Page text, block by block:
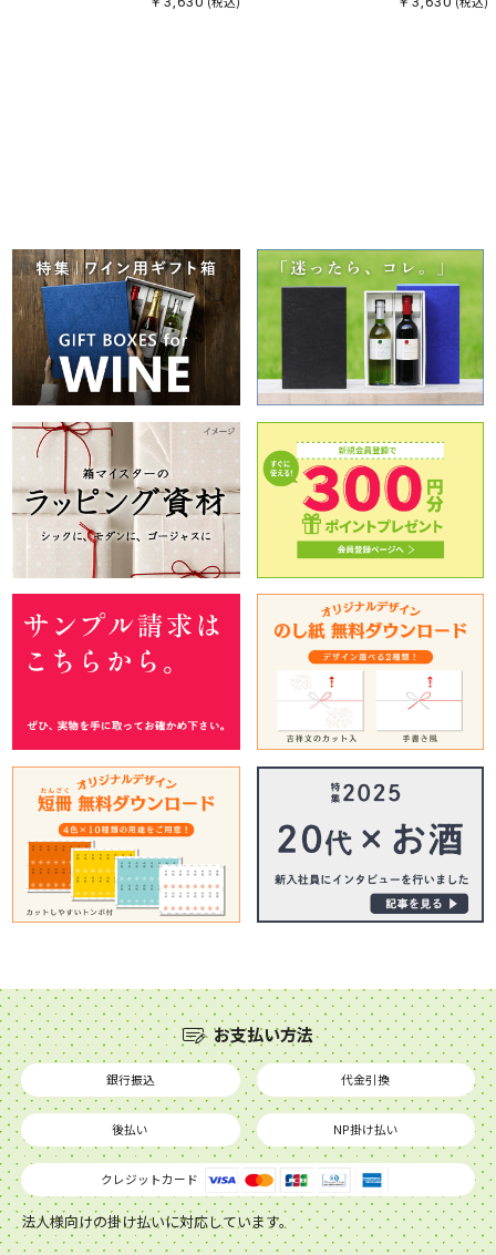
お支払い方法
銀行振込 代金引換
後払い NP掛け払い
クレジットカード
法人様向けの掛け払いに対応しています。